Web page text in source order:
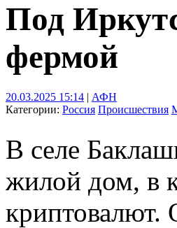
Под
фермой
20.03.2025 15:14 | АФН
Категории: Россия Происшествия
В селе
жилой дом, в